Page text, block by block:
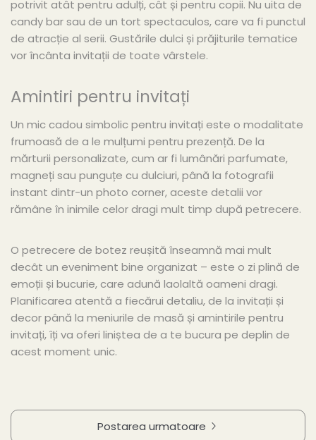
potrivit atât pentru adulți, cât și pentru copii. Nu uita de
candy bar sau de un tort spectaculos, care va fi punctul
de atracție al serii. Gustările dulci și prăjiturile tematice
vor încânta invitații de toate vârstele.
Amintiri pentru invitați
Un mic cadou simbolic pentru invitați este o modalitate
frumoasă de a le mulțumi pentru prezență. De la
mărturii personalizate, cum ar fi lumânări parfumate,
magneți sau punguțe cu dulciuri, până la fotografii
instant dintr-un photo corner, aceste detalii vor
rămâne în inimile celor dragi mult timp după petrecere.
O petrecere de botez reușită înseamnă mai mult
decât un eveniment bine organizat – este o zi plină de
emoții și bucurie, care adună laolaltă oameni dragi.
Planificarea atentă a fiecărui detaliu, de la invitații și
decor până la meniurile de masă și amintirile pentru
invitați, îți va oferi liniștea de a te bucura pe deplin de
acest moment unic.
Postarea urmatoare